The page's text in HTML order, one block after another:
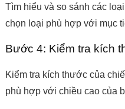
Tìm hiểu và so sánh các
chọn loại phù hợp với mục
Bước 4: Kiểm tra kích
Kiểm tra kích thước của
phù hợp với chiều cao của